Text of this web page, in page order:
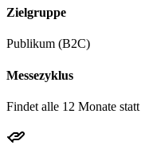
Zielgruppe
Publikum (B2C)
Messezyklus
Findet alle 12 Monate statt